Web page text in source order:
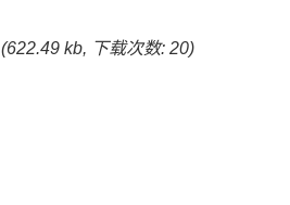
(622.49 kb, 下载次数: 20)